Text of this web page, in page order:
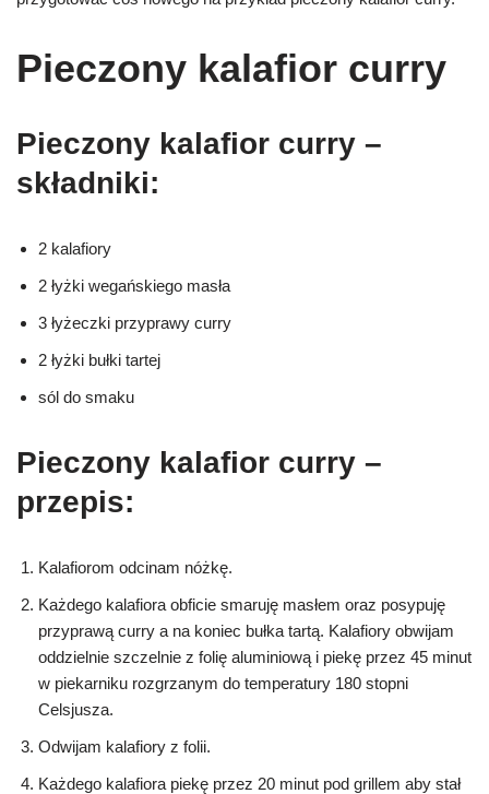
Pieczony kalafior curry
Pieczony kalafior curry –
składniki:
2 kalafiory
2 łyżki wegańskiego masła
3 łyżeczki przyprawy curry
2 łyżki bułki tartej
sól do smaku
Pieczony kalafior curry –
przepis:
Kalafiorom odcinam nóżkę.
Każdego kalafiora obficie smaruję masłem oraz posypuję
przyprawą curry a na koniec bułka tartą. Kalafiory obwijam
oddzielnie szczelnie z folię aluminiową i piekę przez 45 minut
w piekarniku rozgrzanym do temperatury 180 stopni
Celsjusza.
Odwijam kalafiory z folii.
Każdego kalafiora piekę przez 20 minut pod grillem aby stał